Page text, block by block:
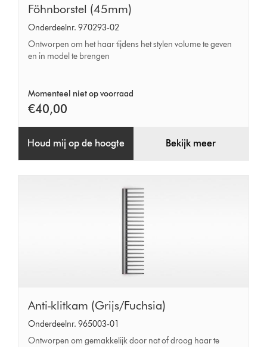
Föhnborstel
(45mm)
Föhnborstel (45mm)
Onderdeelnr. 970293-02
Ontworpen om het haar tijdens het stylen volume te geven
en in model te brengen
Momenteel niet op voorraad
€40,00
Houd mij op de hoogte Bekijk meer
Anti-
klitkam
(Grijs/Fuchsia)
Anti-klitkam (Grijs/Fuchsia)
Onderdeelnr. 965003-01
Ontworpen om gemakkelijk door nat of droog haar te